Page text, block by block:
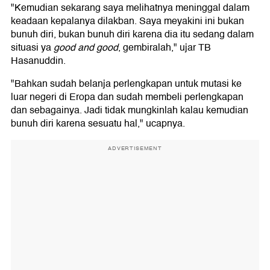
"Kemudian sekarang saya melihatnya meninggal dalam
keadaan kepalanya dilakban. Saya meyakini ini bukan
bunuh diri, bukan bunuh diri karena dia itu sedang dalam
situasi yagood and good, gembiralah," ujar TB
Hasanuddin.
"Bahkan sudah belanja perlengkapan untuk mutasi ke
luar negeri di Eropa dan sudah membeli perlengkapan
dan sebagainya. Jadi tidak mungkinlah kalau kemudian
bunuh diri karena sesuatu hal," ucapnya.
ADVERTISEMENT